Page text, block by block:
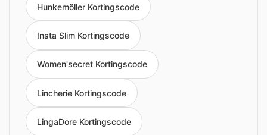
Hunkemöller Kortingscode
Insta Slim Kortingscode
Women'secret Kortingscode
Lincherie Kortingscode
LingaDore Kortingscode